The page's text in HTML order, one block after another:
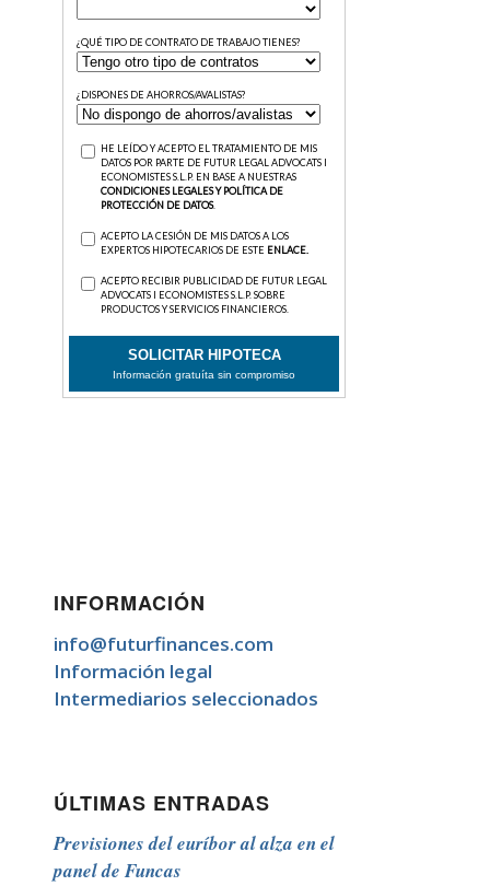
INFORMACIÓN
info@futurfinances.com
Información legal
Intermediarios seleccionados
ÚLTIMAS ENTRADAS
Previsiones del euríbor al alza en el
panel de Funcas